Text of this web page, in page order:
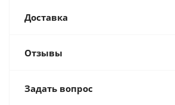
Доставка
Отзывы
Задать вопрос